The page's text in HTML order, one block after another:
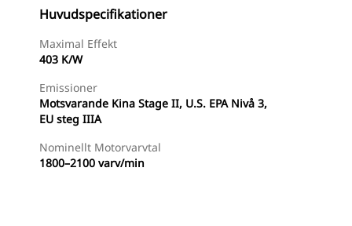
Huvudspecifikationer
Maximal Effekt
403 K/W
Emissioner
Motsvarande Kina Stage II, U.S. EPA Nivå 3,
EU steg IIIA
Nominellt Motorvarvtal
1800–2100 varv/min